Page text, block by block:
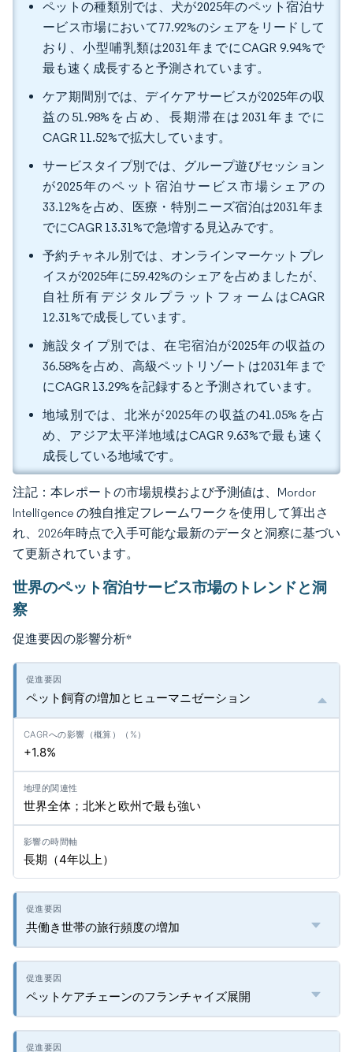
ペットの種類別では、犬が2025年のペット宿泊サ
ービス市場において77.92%のシェアをリードして
おり、小型哺乳類は2031年までにCAGR 9.94%で
最も速く成長すると予測されています。
ケア期間別では、デイケアサービスが2025年の収
益の51.98%を占め、長期滞在は2031年までに
CAGR 11.52%で拡大しています。
サービスタイプ別では、グループ遊びセッション
が2025年のペット宿泊サービス市場シェアの
33.12%を占め、医療・特別ニーズ宿泊は2031年ま
でにCAGR 13.31%で急増する見込みです。
予約チャネル別では、オンラインマーケットプレ
イスが2025年に59.42%のシェアを占めましたが、
自社所有デジタルプラットフォームはCAGR
12.31%で成長しています。
施設タイプ別では、在宅宿泊が2025年の収益の
36.58%を占め、高級ペットリゾートは2031年まで
にCAGR 13.29%を記録すると予測されています。
地域別では、北米が2025年の収益の41.05%を占
め、アジア太平洋地域はCAGR 9.63%で最も速く
成長している地域です。
注記：本レポートの市場規模および予測値は、Mordor
Intelligence の独自推定フレームワークを使用して算出さ
れ、2026年時点で入手可能な最新のデータと洞察に基づい
て更新されています。
世界のペット宿泊サービス市場のトレンドと洞
察
促進要因の影響分析*
ペット飼育の増加とヒューマニゼーション
+1.8%
世界全体；北米と欧州で最も強い
長期（4年以上）
共働き世帯の旅行頻度の増加
ペットケアチェーンのフランチャイズ展開